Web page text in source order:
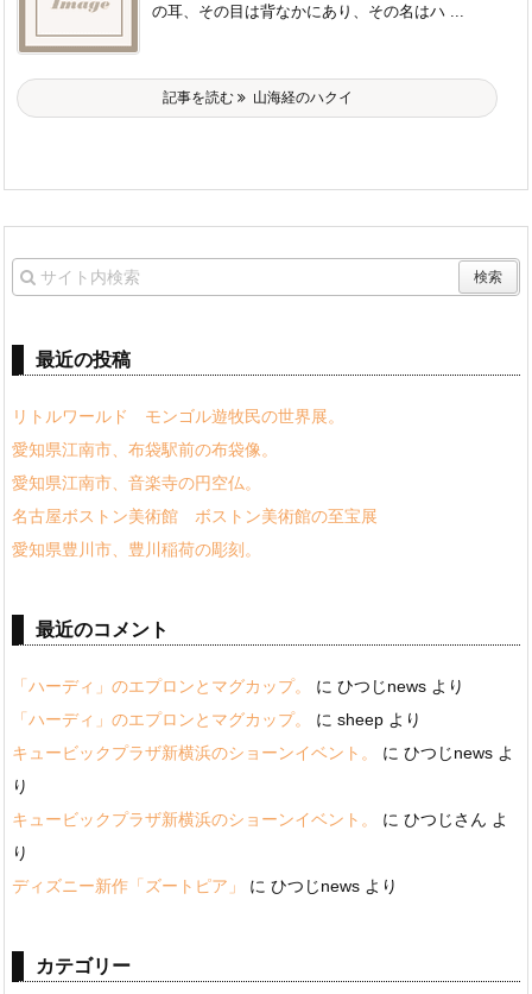
の耳、その目は背なかにあり、その名はハ ...
記事を読む 山海経のハクイ
最近の投稿
リトルワールド モンゴル遊牧民の世界展。
愛知県江南市、布袋駅前の布袋像。
愛知県江南市、音楽寺の円空仏。
名古屋ボストン美術館 ボストン美術館の至宝展
愛知県豊川市、豊川稲荷の彫刻。
最近のコメント
「ハーディ」のエプロンとマグカップ。 に ひつじnews より
「ハーディ」のエプロンとマグカップ。
に sheep より
キュービックプラザ新横浜のショーンイベント。
に ひつじnews よ
り
キュービックプラザ新横浜のショーンイベント。
に ひつじさん よ
り
ディズニー新作「ズートピア」
に ひつじnews より
カテゴリー